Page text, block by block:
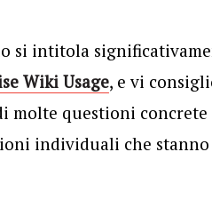
si intitola
Wiki Usage, e vi
molte questioni
individuali che